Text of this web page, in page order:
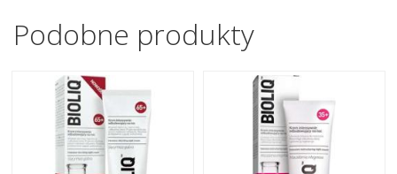
Podobne produkty